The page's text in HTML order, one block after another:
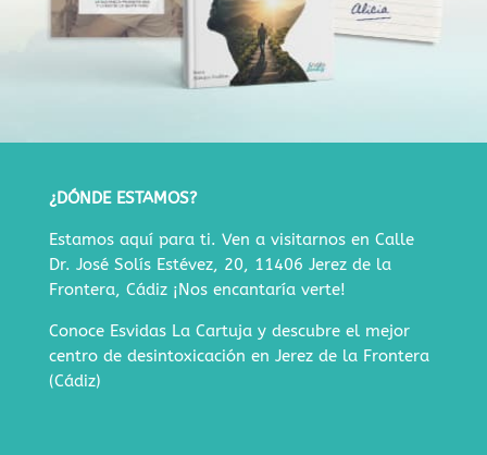
¿DÓNDE ESTAMOS?
Estamos aquí para ti. Ven a visitarnos en Calle
Dr. José Solís Estévez, 20, 11406 Jerez de la
Frontera, Cádiz¡Nos encantaría verte!
Conoce Esvidas La Cartuja y descubre el mejor
centro de desintoxicación en Jerez de la Frontera
(Cádiz)